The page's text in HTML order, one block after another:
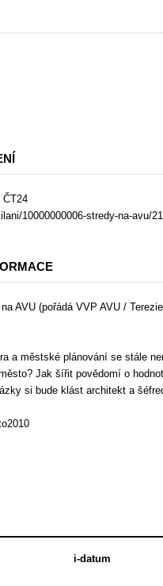
ČT24
10000000006-stredy-na-avu/
AVU (pořádá VVP AVU /
a městské plánování se stále
Jak šířit povědomí o
si bude klást architekt a
i-datum